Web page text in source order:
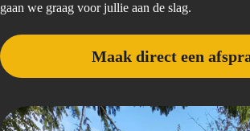
gaan we graag voor jullie aan de slag.
Maak direct een